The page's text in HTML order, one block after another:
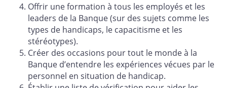
Offrir une formation à tous les employés et les
leaders de la Banque (sur des sujets comme les
types de handicaps, le capacitisme et les
stéréotypes).
Créer des occasions pour tout le monde à la
Banque d’entendre les expériences vécues par le
personnel en situation de handicap.